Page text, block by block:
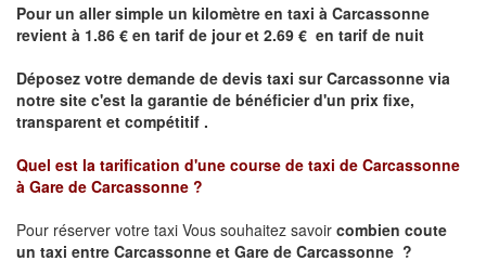
Pour un aller simple un kilomètre en taxi à Carcassonne
revient à 1.86 € en tarif de jour et 2.69 € en tarif de nuit
Déposez votre demande de devis taxi surCarcassonne via
notre site c'est la garantie de bénéficier d'un prix fixe,
transparent et compétitif .
Quel est la tarification d'une course de taxi de Carcassonne
à Gare de Carcassonne ?
Pour réserver votre taxi Vous souhaitez savoir combien coute
un taxi entre Carcassonne et Gare de Carcassonne ?